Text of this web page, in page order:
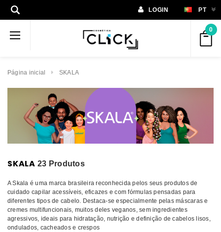
LOGIN PT
0
Página inicial SKALA
SKALA 23 Produtos
A Skala é uma marca brasileira reconhecida pelos seus produtos de
cuidado capilar acessíveis, eficazes e com fórmulas pensadas para
diferentes tipos de cabelo. Destaca-se especialmente pelas máscaras e
cremes multifuncionais, muitos deles veganos, sem ingredientes
agressivos, ideais para hidratação, nutrição e definição de cabelos lisos,
ondulados, cacheados e crespos